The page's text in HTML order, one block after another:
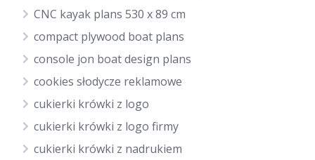
CNC kayak plans 530 x 89 cm
compact plywood boat plans
console jon boat design plans
cookies słodycze reklamowe
cukierki krówki z logo
cukierki krówki z logo firmy
cukierki krówki z nadrukiem